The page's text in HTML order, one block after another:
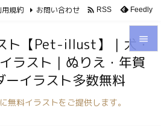


用規約 お問い合わせ  RSS Feedly
ト【Pet-illust】｜犬・
ラスト｜ぬりえ・年賀
ーイラスト多数無料
無料イラストをご提供します。